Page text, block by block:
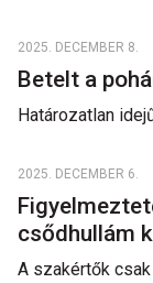
2025. DECEMBER 8.
Betelt a
Határozatlan
2025. DECEMBER 6.
csődhullám
A szakértők